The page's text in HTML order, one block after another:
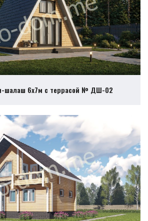
шалаш 6х7м с террасой № ДШ-02